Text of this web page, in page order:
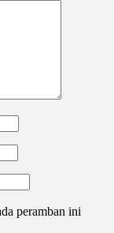
peramban ini